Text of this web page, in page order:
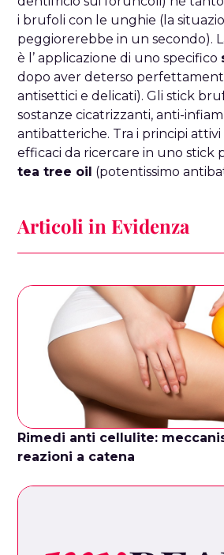
i brufoli con le unghie (la
peggiorerebbe in un secondo).
è l’ applicazione di uno specifico
dopo aver deterso
antisettici e delicati). Gli stick
sostanze cicatrizzanti, anti-
antibatteriche. Tra i principi
efficaci da ricercare in uno stick
tea tree oil (potentissimo
Articoli in Evidenza
Rimedi anti cellulite:
reazioni a catena